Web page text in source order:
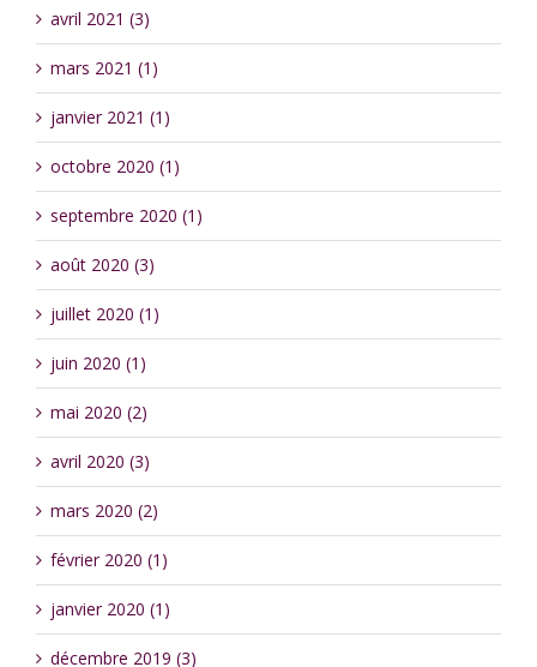
avril 2021 (3)
mars 2021 (1)
janvier 2021 (1)
octobre 2020 (1)
septembre 2020 (1)
août 2020 (3)
juillet 2020 (1)
juin 2020 (1)
mai 2020 (2)
avril 2020 (3)
mars 2020 (2)
février 2020 (1)
janvier 2020 (1)
décembre 2019 (3)